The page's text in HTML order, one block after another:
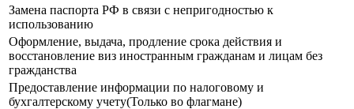
Замена паспорта РФ в связи с непригодностью к
использованию
Оформление, выдача, продление срока действия и
восстановление виз иностранным гражданам и лицам без
гражданства
Предоставление информации по налоговому и
бухгалтерскому учету(Только во флагмане)